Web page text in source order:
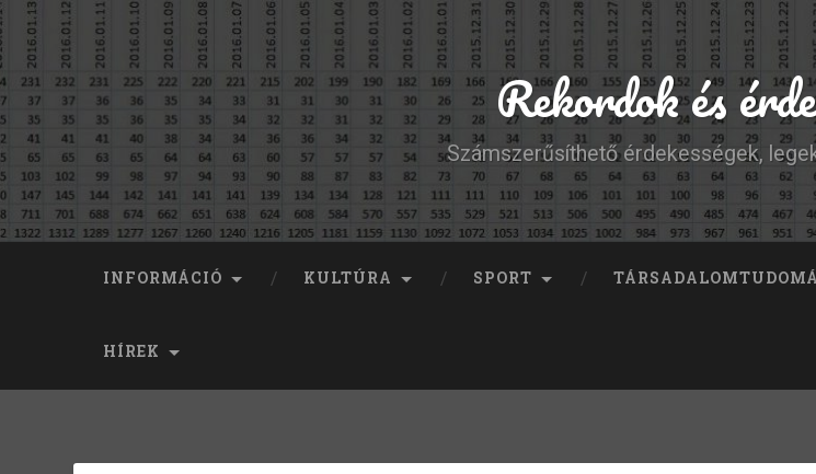
Rekordok és
Számszerűsíthető érdekességek,
INFORMÁCIÓ KULTÚRA SPORT
HÍREK